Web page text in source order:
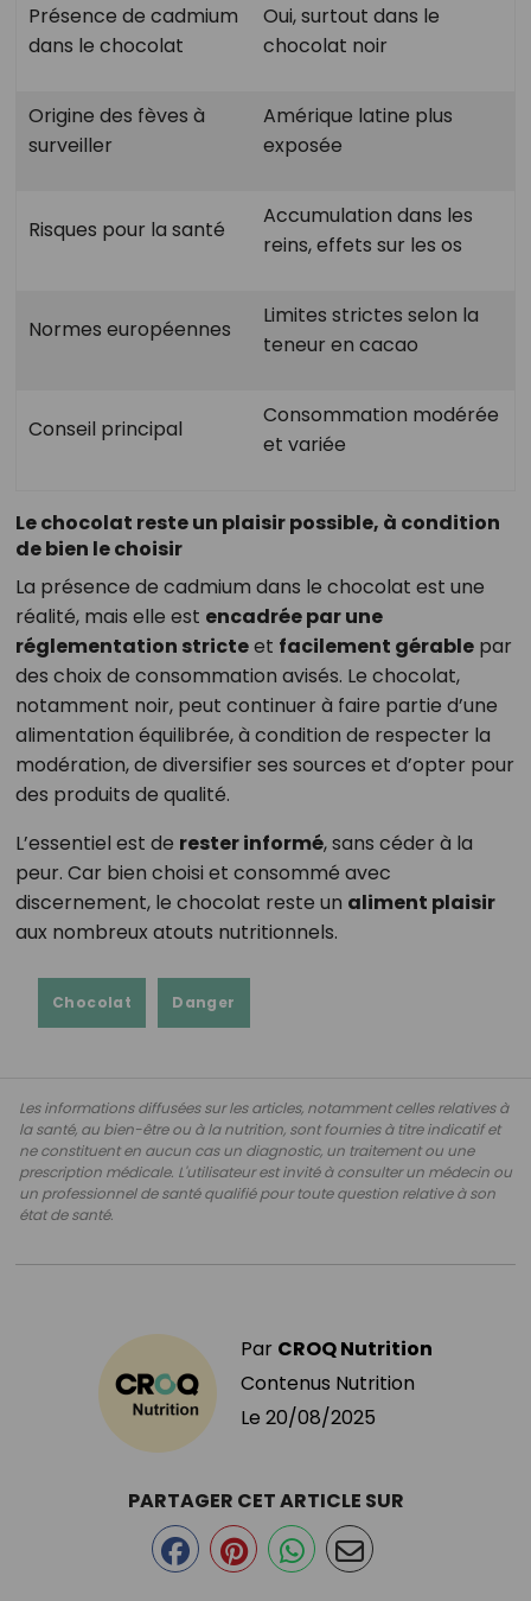
Présence de cadmium
dans le chocolat
Oui, surtout dans le
chocolat noir
Origine des fèves à
surveiller
Amérique latine plus
exposée
Risques pour la santé
Accumulation dans les
reins, effets sur les os
Normes européennes
Limites strictes selon la
teneur en cacao
Conseil principal
Consommation modérée
et variée
Le chocolat reste un plaisir possible, à condition
de bien le choisir
La présence de cadmium dans le chocolat est une
réalité, mais elle est encadrée par une
réglementation stricteet facilement gérablepar
des choix de consommation avisés. Le chocolat,
notamment noir, peut continuer à faire partie d’une
alimentation équilibrée, à condition de respecter la
modération, de diversifier ses sources et d’opter pour
des produits de qualité.
L’essentiel est de rester informé, sans céder à la
peur. Car bien choisi et consommé avec
discernement, le chocolat reste un aliment plaisir
aux nombreux atouts nutritionnels.
Chocolat Danger
Les informations diffusées sur les articles, notamment celles relatives à
la santé, au bien-être ou à la nutrition, sont fournies à titre indicatif et
ne constituent en aucun cas un diagnostic, un traitement ou une
prescription médicale. L'utilisateur est invité à consulter un médecin ou
un professionnel de santé qualifié pour toute question relative à son
état de santé.
Par CROQ Nutrition
Contenus Nutrition
Le 20/08/2025
PARTAGER CET ARTICLE SUR